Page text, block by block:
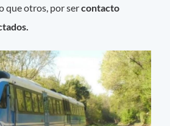
que otros, por sercontacto